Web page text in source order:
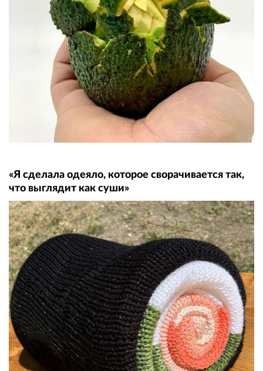
«Я сделала одеяло, которое сворачивается так,
что выглядит как суши»